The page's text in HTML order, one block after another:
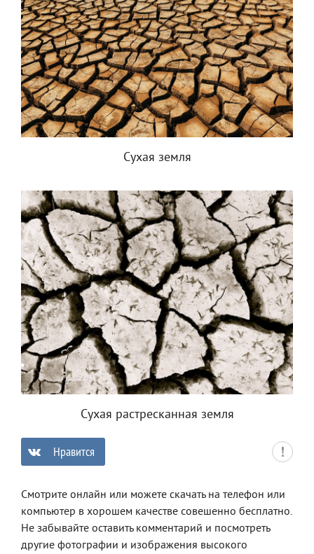
Сухая земля
Сухая растресканная земля
Нравится
Смотрите онлайн или можете скачать на телефон или
компьютер в хорошем качестве совешенно бесплатно.
Не забывайте оставить комментарий и посмотреть
другие фотографии и изображения высокого